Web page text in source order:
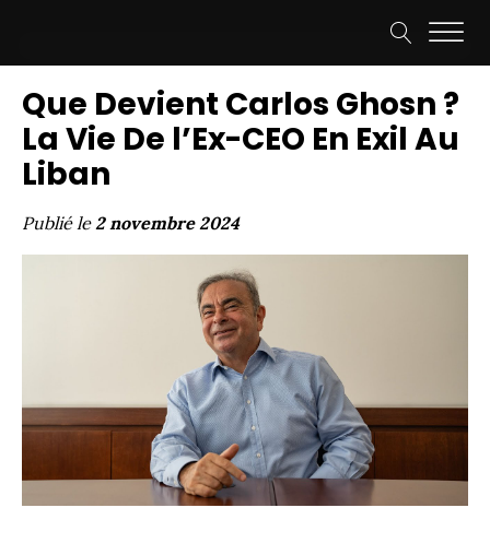
Que Devient Carlos Ghosn ?
La Vie De l’Ex-CEO En Exil Au
Liban
Publié le2 novembre 2024